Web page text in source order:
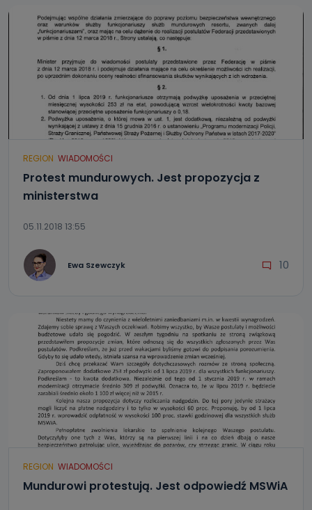
REGION WIADOMOŚCI
Protest mundurowych. Jest propozycja z
ministerstwa
05.11.2018 13:55
Ewa Szewczyk 10
REGION WIADOMOŚCI
Mundurowi protestują. Jest odpowiedź MSWiA